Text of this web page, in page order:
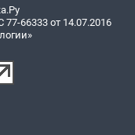
66333 от 14.07.2016